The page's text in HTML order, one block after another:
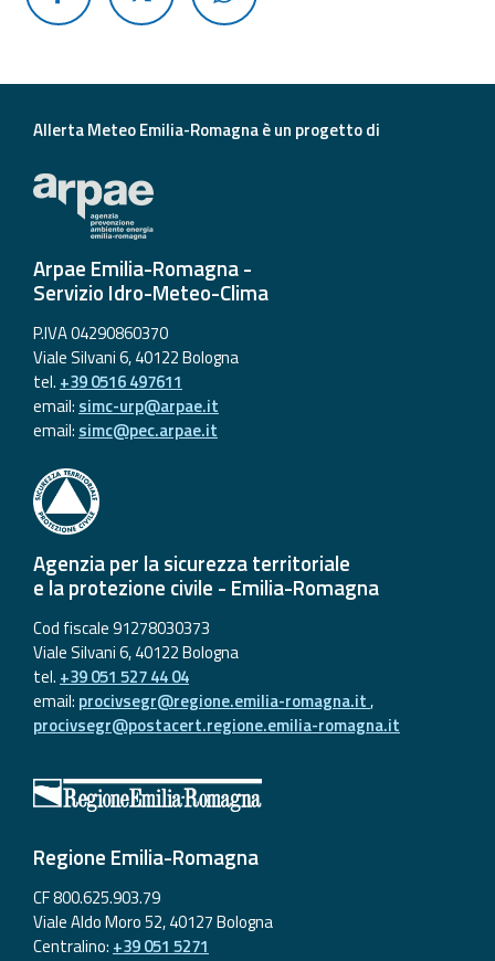
Allerta Meteo Emilia-Romagna è un progetto di
Arpae Emilia-Romagna -
Servizio Idro-Meteo-Clima
P.IVA 04290860370
Viale Silvani 6, 40122 Bologna
tel. +39 0516 497611
email: simc-urp@arpae.it
email: simc@pec.arpae.it
Agenzia per la sicurezza territoriale
e la protezione civile - Emilia-Romagna
Cod fiscale 91278030373
Viale Silvani 6, 40122 Bologna
tel. +39 051 527 44 04
email: procivsegr@regione.emilia-romagna.it,
procivsegr@postacert.regione.emilia-romagna.it
Regione Emilia-Romagna
CF 800.625.903.79
Viale Aldo Moro 52, 40127 Bologna
Centralino: +39 051 5271